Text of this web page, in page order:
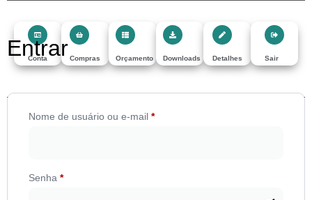
Conta Compras Orçamento Downloads Detalhes Sair
Entrar
Nome de usuário ou e-mail *
Senha *